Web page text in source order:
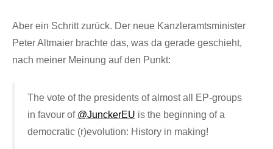
Aber ein Schritt zurück. Der neue Kanzleramtsminister
Peter Altmaier brachte das, was da gerade geschieht,
nach meiner Meinung auf den Punkt:
The vote of the presidents of almost all EP-groups
in favour of @JunckerEU is the beginning of a
democratic (r)evolution: History in making!